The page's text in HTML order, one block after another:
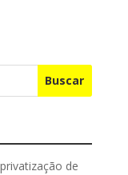
Buscar
de